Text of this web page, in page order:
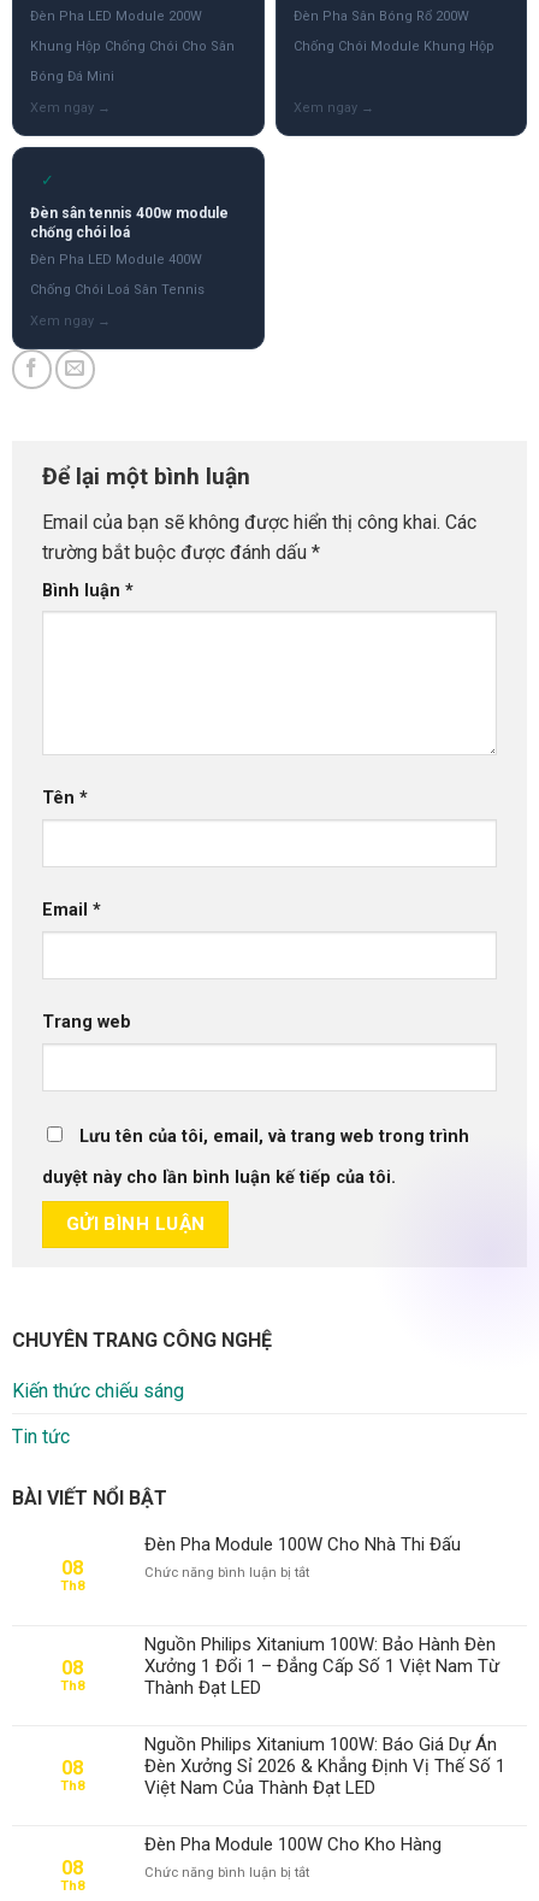
Đèn Pha LED Module 200W
Khung Hộp Chống Chói Cho Sân
Bóng Đá Mini
Đèn Pha Sân Bóng Rổ 200W
Chống Chói Module Khung Hộp
✓
Đèn sân tennis 400w module
chống chói loá
Đèn Pha LED Module 400W
Chống Chói Loá Sân Tennis
Để lại một bình luận
Email của bạn sẽ không được hiển thị công khai. Các
trường bắt buộc được đánh dấu *
Bình luận *
Tên *
Email *
Trang web
Lưu tên của tôi, email, và trang web trong trình
duyệt này cho lần bình luận kế tiếp của tôi.
CHUYÊN TRANG CÔNG NGHỆ
Kiến thức chiếu sáng
Tin tức
BÀI VIẾT NỔI BẬT
08
Th8
Đèn Pha Module 100W Cho Nhà Thi Đấu
Chức năng bình luận bị tắtở
100W
Cho
08
Th8
Nguồn Philips Xitanium 100W: Bảo Hành Đèn
Xưởng 1 Đổi 1 – Đẳng Cấp Số 1 Việt Nam Từ
Thành Đạt LED
08
Th8
Nguồn Philips Xitanium 100W: Báo Giá Dự Án
Đèn Xưởng Sỉ 2026 & Khẳng Định Vị Thế Số 1
Việt Nam Của Thành Đạt LED
08
Th8
Đèn Pha Module 100W Cho Kho Hàng
Chức năng bình luận bị tắtở